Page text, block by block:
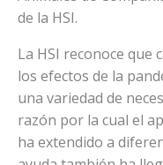
de la HSI.
La HSI reconoce que
los efectos de la
una variedad de
razón por la cual el
ha extendido a